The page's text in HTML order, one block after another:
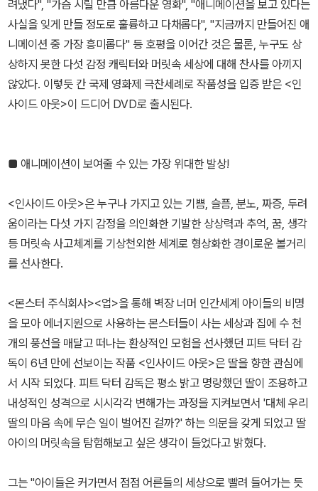
려냈다", "가슴 시릴 만큼 아름다운 영화", "애니메이션을 보고 있다는
사실을 잊게 만들 정도로 훌륭하고 다채롭다", "지금까지 만들어진 애
니메이션 중 가장 흥미롭다" 등 호평을 이어간 것은 물론, 누구도 상
상하지 못한 다섯 감정 캐릭터와 머릿속 세상에 대해 찬사를 아끼지
않았다. 이렇듯 칸 국제 영화제 극찬세례로 작품성을 입증 받은 <인
사이드 아웃>이 드디어 DVD로 출시된다.
■ 애니메이션이 보여줄 수 있는 가장 위대한 발상!
<인사이드 아웃>은 누구나 가지고 있는 기쁨, 슬픔, 분노, 짜증, 두려
움이라는 다섯 가지 감정을 의인화한 기발한 상상력과 추억, 꿈, 생각
등 머릿속 사고체계를 기상천외한 세계로 형상화한 경이로운 볼거리
를 선사한다.
<몬스터 주식회사><업>을 통해 벽장 너머 인간세계 아이들의 비명
을 모아 에너지원으로 사용하는 몬스터들이 사는 세상과 집에 수 천
개의 풍선을 매달고 떠나는 환상적인 모험을 선사했던 피트 닥터 감
독이 6년 만에 선보이는 작품 <인사이드 아웃>은 딸을 향한 관심에
서 시작 되었다. 피트 닥터 감독은 평소 밝고 명랑했던 딸이 조용하고
내성적인 성격으로 시시각각 변해가는 과정을 지켜보면서 '대체 우리
딸의 마음 속에 무슨 일이 벌어진 걸까?' 하는 의문을 갖게 되었고 딸
아이의 머릿속을 탐험해보고 싶은 생각이 들었다고 밝혔다.
그는 "아이들은 커가면서 점점 어른들의 세상으로 빨려 들어가는 듯